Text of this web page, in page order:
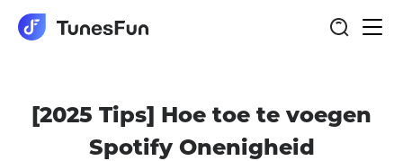
[2025 Tips] Hoe toe te voegen
Spotify Onenigheid